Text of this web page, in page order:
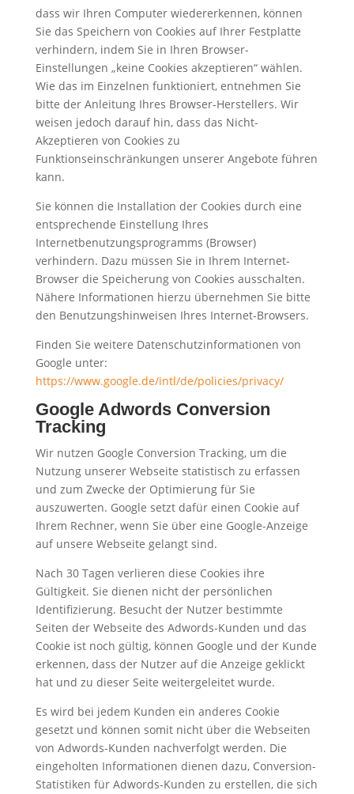
dass wir Ihren Computer wiedererkennen, können
Sie das Speichern von Cookies auf Ihrer Festplatte
verhindern, indem Sie in Ihren Browser-
Einstellungen „keine Cookies akzeptieren“ wählen.
Wie das im Einzelnen funktioniert, entnehmen Sie
bitte der Anleitung Ihres Browser-Herstellers. Wir
weisen jedoch darauf hin, dass das Nicht-
Akzeptieren von Cookies zu
Funktionseinschränkungen unserer Angebote führen
kann.
Sie können die Installation der Cookies durch eine
entsprechende Einstellung Ihres
Internetbenutzungsprogramms (Browser)
verhindern. Dazu müssen Sie in Ihrem Internet-
Browser die Speicherung von Cookies ausschalten.
Nähere Informationen hierzu übernehmen Sie bitte
den Benutzungshinweisen Ihres Internet-Browsers.
Finden Sie weitere Datenschutzinformationen von
Google unter:
https://www.google.de/intl/de/policies/privacy/
Google Adwords Conversion
Tracking
Wir nutzen Google Conversion Tracking, um die
Nutzung unserer Webseite statistisch zu erfassen
und zum Zwecke der Optimierung für Sie
auszuwerten. Google setzt dafür einen Cookie auf
Ihrem Rechner, wenn Sie über eine Google-Anzeige
auf unsere Webseite gelangt sind.
Nach 30 Tagen verlieren diese Cookies ihre
Gültigkeit. Sie dienen nicht der persönlichen
Identifizierung. Besucht der Nutzer bestimmte
Seiten der Webseite des Adwords-Kunden und das
Cookie ist noch gültig, können Google und der Kunde
erkennen, dass der Nutzer auf die Anzeige geklickt
hat und zu dieser Seite weitergeleitet wurde.
Es wird bei jedem Kunden ein anderes Cookie
gesetzt und können somit nicht über die Webseiten
von Adwords-Kunden nachverfolgt werden. Die
eingeholten Informationen dienen dazu, Conversion-
Statistiken für Adwords-Kunden zu erstellen, die sich